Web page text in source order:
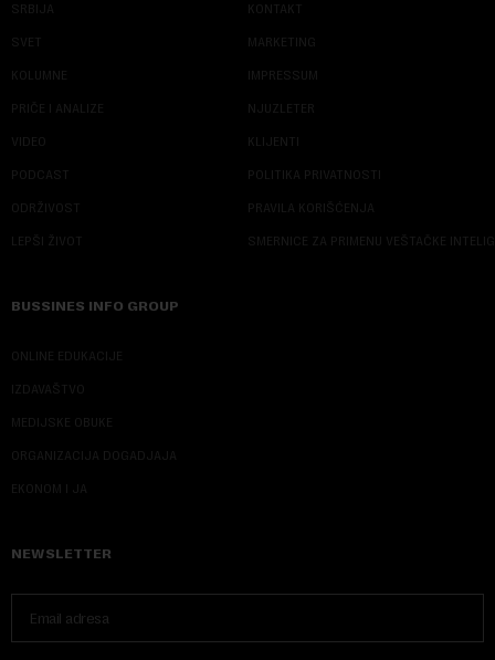
SRBIJA
SVET
KOLUMNE
PRIČE I ANALIZE
VIDEO
PODCAST
ODRŽIVOST
LEPŠI ŽIVOT
KONTAKT
MARKETING
IMPRESSUM
NJUZLETER
KLIJENTI
POLITIKA PRIVATNOSTI
PRAVILA KORIŠĆENJA
SMERNICE ZA PRIMENU VEŠTAČKE
BUSSINES INFO GROUP
ONLINE EDUKACIJE
IZDAVAŠTVO
MEDIJSKE OBUKE
ORGANIZACIJA DOGADJAJA
EKONOM I JA
NEWSLETTER